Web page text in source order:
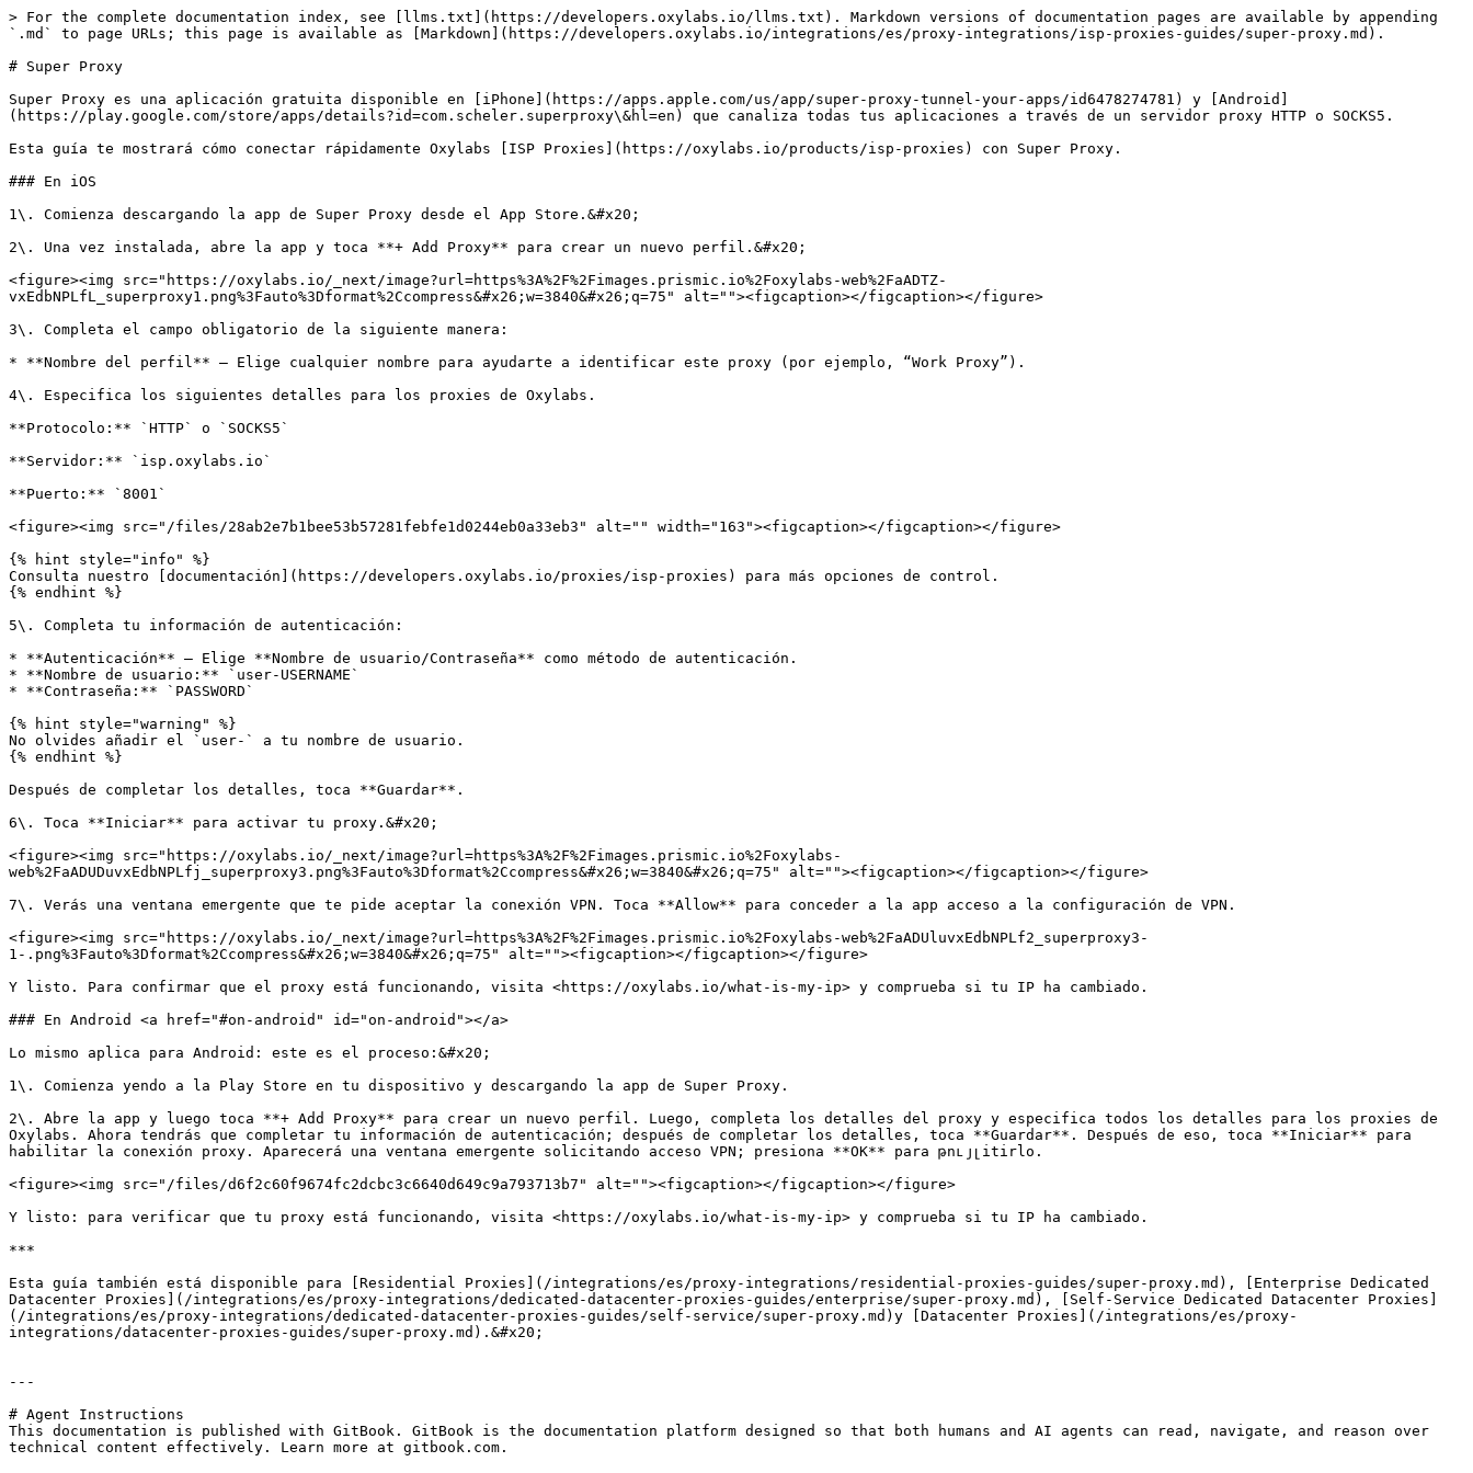
> For the complete documentation index, see [llms.txt](https://developers.oxylabs.io/llms.txt). Markdown versions of documentation pages are available by appending
`.md` to page URLs; this page is available as [Markdown](https://developers.oxylabs.io/integrations/es/proxy-integrations/isp-proxies-guides/super-proxy.md).
# Super Proxy
Super Proxy es una aplicación gratuita disponible en [iPhone](https://apps.apple.com/us/app/super-proxy-tunnel-your-apps/id6478274781) y [Android]
(https://play.google.com/store/apps/details?id=com.scheler.superproxy\&hl=en) que canaliza todas tus aplicaciones a través de un servidor proxy HTTP o SOCKS5.
Esta guía te mostrará cómo conectar rápidamente Oxylabs [ISP Proxies](https://oxylabs.io/products/isp-proxies) con Super Proxy.
### En iOS
1\. Comienza descargando la app de Super Proxy desde el App Store.&#x20;
2\. Una vez instalada, abre la app y toca **+ Add Proxy** para crear un nuevo perfil.&#x20;
<figure><img src="https://oxylabs.io/_next/image?url=https%3A%2F%2Fimages.prismic.io%2Foxylabs-web%2FaADTZ-
vxEdbNPLfL_superproxy1.png%3Fauto%3Dformat%2Ccompress&#x26;w=3840&#x26;q=75" alt=""><figcaption></figcaption></figure>
3\. Completa el campo obligatorio de la siguiente manera:
* **Nombre del perfil** – Elige cualquier nombre para ayudarte a identificar este proxy (por ejemplo, “Work Proxy”).
4\. Especifica los siguientes detalles para los proxies de Oxylabs.
**Protocolo:** `HTTP` o `SOCKS5`
**Servidor:** `isp.oxylabs.io`
**Puerto:** `8001`
<figure><img src="/files/28ab2e7b1bee53b57281febfe1d0244eb0a33eb3" alt="" width="163"><figcaption></figcaption></figure>
{% hint style="info" %}
Consulta nuestro [documentación](https://developers.oxylabs.io/proxies/isp-proxies) para más opciones de control.
{% endhint %}
5\. Completa tu información de autenticación:
* **Autenticación** – Elige **Nombre de usuario/Contraseña** como método de autenticación.
* **Nombre de usuario:** `user-USERNAME`
* **Contraseña:** `PASSWORD`
{% hint style="warning" %}
No olvides añadir el `user-` a tu nombre de usuario.
{% endhint %}
Después de completar los detalles, toca **Guardar**.
6\. Toca **Iniciar** para activar tu proxy.&#x20;
<figure><img src="https://oxylabs.io/_next/image?url=https%3A%2F%2Fimages.prismic.io%2Foxylabs-
web%2FaADUDuvxEdbNPLfj_superproxy3.png%3Fauto%3Dformat%2Ccompress&#x26;w=3840&#x26;q=75" alt=""><figcaption></figcaption></figure>
7\. Verás una ventana emergente que te pide aceptar la conexión VPN. Toca **Allow** para conceder a la app acceso a la configuración de VPN.
<figure><img src="https://oxylabs.io/_next/image?url=https%3A%2F%2Fimages.prismic.io%2Foxylabs-web%2FaADUluvxEdbNPLf2_superproxy3-
1-.png%3Fauto%3Dformat%2Ccompress&#x26;w=3840&#x26;q=75" alt=""><figcaption></figcaption></figure>
Y listo. Para confirmar que el proxy está funcionando, visita <https://oxylabs.io/what-is-my-ip> y comprueba si tu IP ha cambiado.
### En Android <a href="#on-android" id="on-android"></a>
Lo mismo aplica para Android: este es el proceso:&#x20;
1\. Comienza yendo a la Play Store en tu dispositivo y descargando la app de Super Proxy.
2\. Abre la app y luego toca **+ Add Proxy** para crear un nuevo perfil. Luego, completa los detalles del proxy y especifica todos los detalles para los proxies de
Oxylabs. Ahora tendrás que completar tu información de autenticación; después de completar los detalles, toca **Guardar**. Después de eso, toca **Iniciar** para
habilitar la conexión proxy. Aparecerá una ventana emergente solicitando acceso VPN; presiona **OK** para թույլitirlo.
<figure><img src="/files/d6f2c60f9674fc2dcbc3c6640d649c9a793713b7" alt=""><figcaption></figcaption></figure>
Y listo: para verificar que tu proxy está funcionando, visita <https://oxylabs.io/what-is-my-ip> y comprueba si tu IP ha cambiado.
***
Esta guía también está disponible para [Residential Proxies](/integrations/es/proxy-integrations/residential-proxies-guides/super-proxy.md), [Enterprise Dedicated
Datacenter Proxies](/integrations/es/proxy-integrations/dedicated-datacenter-proxies-guides/enterprise/super-proxy.md), [Self-Service Dedicated Datacenter Proxies]
(/integrations/es/proxy-integrations/dedicated-datacenter-proxies-guides/self-service/super-proxy.md)y [Datacenter Proxies](/integrations/es/proxy-
integrations/datacenter-proxies-guides/super-proxy.md).&#x20;
---
# Agent Instructions
This documentation is published with GitBook. GitBook is the documentation platform designed so that both humans and AI agents can read, navigate, and reason over
technical content effectively. Learn more at gitbook.com.